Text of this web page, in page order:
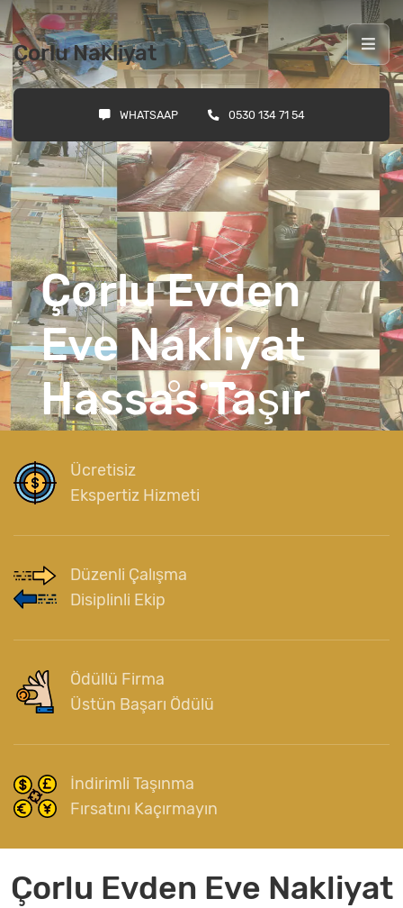
Çorlu Nakliyat
WHATSAAP 0530 134 71 54
Çorlu Evden
Eve Nakliyat
Hassas Taşır
Ücretisiz
Ekspertiz Hizmeti
Düzenli Çalışma
Disiplinli Ekip
Ödüllü Firma
Üstün Başarı Ödülü
İndirimli Taşınma
Fırsatını Kaçırmayın
Çorlu Evden Eve Nakliyat